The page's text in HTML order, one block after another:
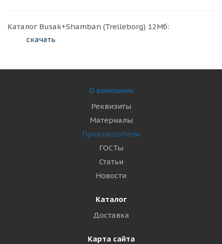
Каталог Busak+Shamban (Trelleborg) 12Мб:
скачать
О компании
Реквизиты
Материалы
Производители
ГОСТы
Статьи
Новости
Каталог
Доставка
Карта сайта